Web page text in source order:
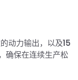
动力输出，以及15
确保在连续生产松